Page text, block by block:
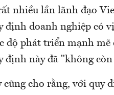
nhiều lần lãnh đạo
định doanh nghiệp
độ phát triển mạnh
định này đã "không
cũng cho rằng, với quy